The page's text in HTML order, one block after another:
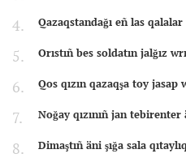
Qazaqstandağı eñ las
Orıstıñ bes soldatın jalğız
Qos qızın qazaqşa toy jasap
Noğay qızınıñ jan tebirenter
Dimaştıñ äni şığa sala